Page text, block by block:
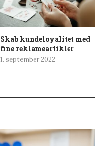
Skab kundeloyalitet med
fine reklameartikler
1. september 2022